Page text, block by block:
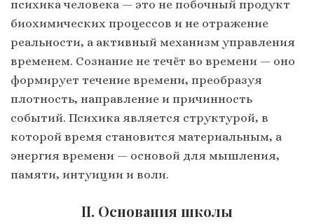
психика человека — это не побочный продукт
биохимических процессов и не отражение
реальности, а активный механизм управления
временем. Сознание не течёт во времени — оно
формирует течение времени, преобразуя
плотность, направление и причинность
событий. Психика является структурой, в
которой время становится материальным, а
энергия времени — основой для мышления,
памяти, интуиции и воли.
II. Основания школы